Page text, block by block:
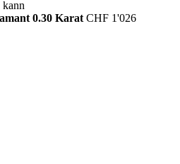
0.30 Karat CHF 1'026